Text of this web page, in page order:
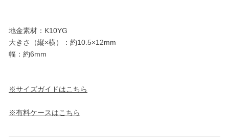
地金素材：K10YG
大きさ（縦×横）：約10.5×12mm
幅：約6mm
※サイズガイドはこちら
※有料ケースはこちら